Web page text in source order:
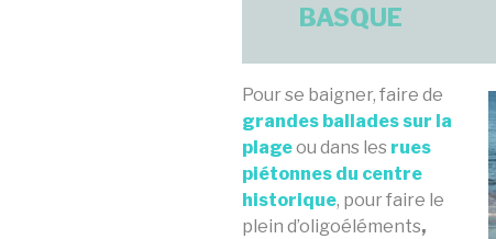
BASQUE
Pour se baigner, faire de
grandes ballades sur la
plageou dans les rues
piétonnes du centre
historique, pour faire le
plein d’oligoéléments,